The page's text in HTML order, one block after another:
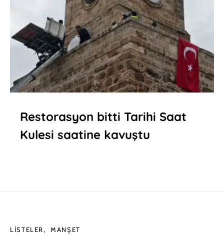
Restorasyon bitti Tarihi Saat
Kulesi saatine kavuştu
LISTELER MANŞET